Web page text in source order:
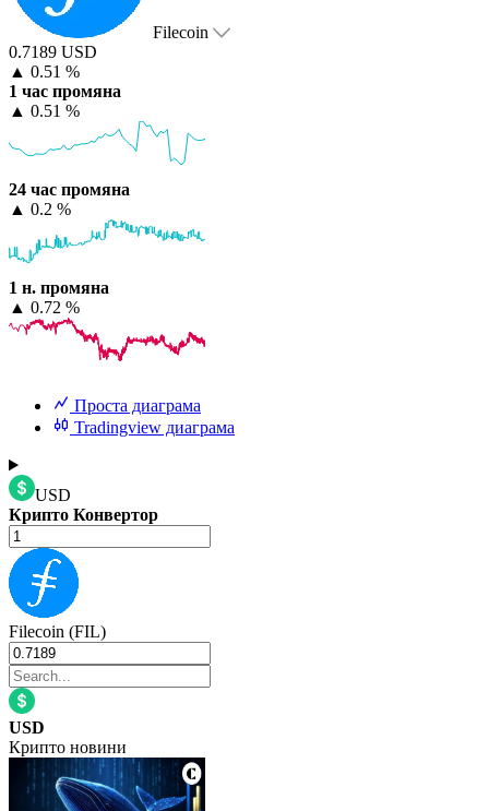
Filecoin
0.7189 USD
▲ 0.51 %
1 час промяна
▲ 0.51 %
24 час промяна
▲ 0.2 %
1 н. промяна
▲ 0.72 %
Проста диаграма
Tradingview диаграма
USD
Крипто Конвертор
Filecoin (FIL)
USD
Крипто новини